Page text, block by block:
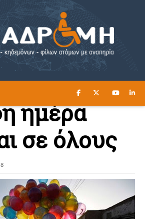
ΔΙΑΒΑΣΤΕ ΕΔΩ ►
ημέρα
σε όλους